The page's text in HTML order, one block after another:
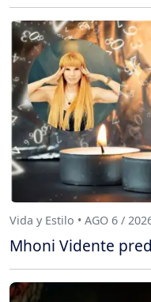
Vida y Estilo • AGO 6 /
Mhoni Vidente